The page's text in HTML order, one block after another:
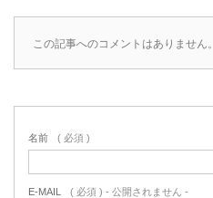
この記事へのコメントはありません。
名前 ( 必須 )
E-MAIL ( 必須 ) - 公開されません -